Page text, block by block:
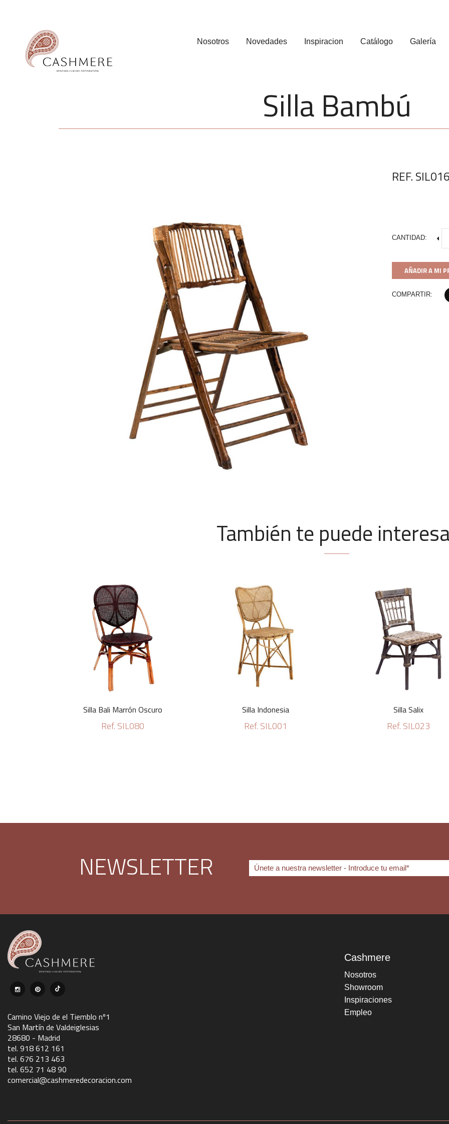
Nosotros Novedades Inspiracion Catálogo Galería
Silla Bambú
REF.
CANTIDAD:
AÑADIR A MI
COMPARTIR:
También te puede
Silla Bali Marrón Oscuro
Ref. SIL080
Silla Indonesia
Ref. SIL001
Silla Salix
Ref. SIL023
NEWSLETTER
Camino Viejo de el Tiemblo nº1
San Martín de Valdeiglesias
28680 - Madrid
tel. 918 612 161
tel. 676 213 463
tel. 652 71 48 90
comercial@cashmeredecoracion.com
Cashmere
Nosotros
Showroom
Inspiraciones
Empleo